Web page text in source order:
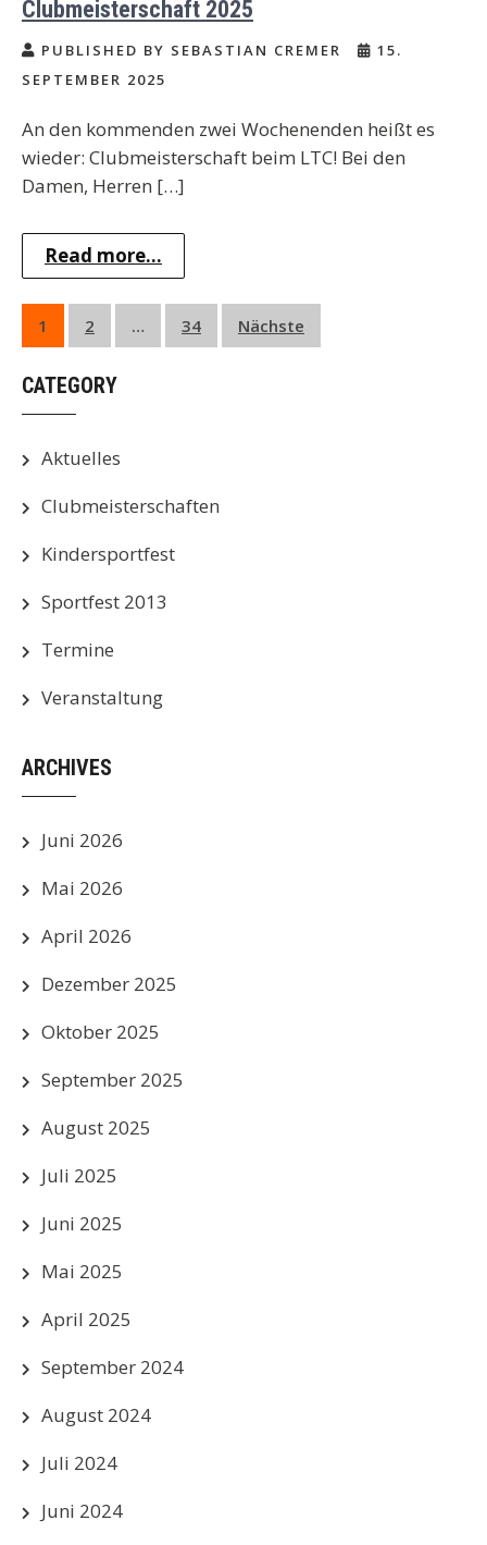
Clubmeisterschaft 2025
PUBLISHED BY SEBASTIAN CREMER
15.
SEPTEMBER 2025
An den kommenden zwei Wochenenden heißt es
wieder: Clubmeisterschaft beim LTC! Bei den
Damen, Herren […]
Read more...
Seitennummerierung
Beiträge
1 2 … 34 Nächste
CATEGORY
Aktuelles
Clubmeisterschaften
Kindersportfest
Sportfest 2013
Termine
Veranstaltung
ARCHIVES
Juni 2026
Mai 2026
April 2026
Dezember 2025
Oktober 2025
September 2025
August 2025
Juli 2025
Juni 2025
Mai 2025
April 2025
September 2024
August 2024
Juli 2024
Juni 2024